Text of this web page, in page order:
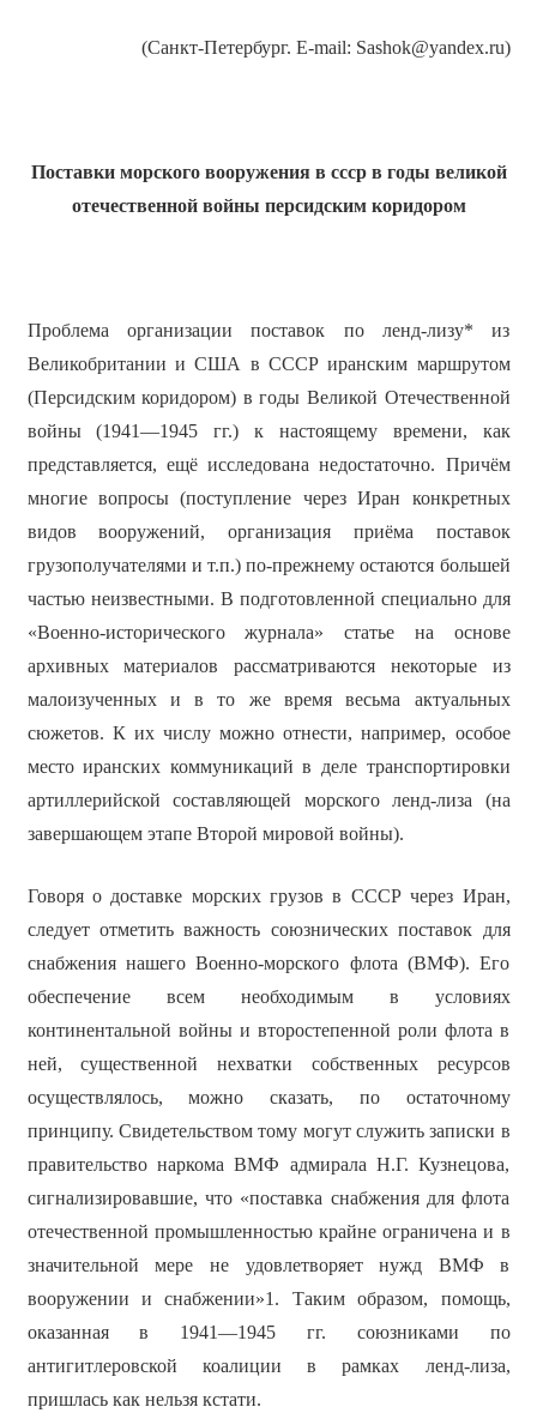
(Санкт-Петербург. E-mail: Sashok@yandex.ru)
Поставки морского вооружения в ссср в годы великой
отечественной войны персидским коридором
Проблема организации поставок по ленд-лизу* из
Великобритании и США в СССР иранским маршрутом
(Персидским коридором) в годы Великой Отечественной
войны (1941—1945 гг.) к настоящему времени, как
представляется, ещё исследована недостаточно. Причём
многие вопросы (поступление через Иран конкретных
видов вооружений, организация приёма поставок
грузополучателями и т.п.) по-прежнему остаются большей
частью неизвестными. В подготовленной специально для
«Военно-исторического журнала» статье на основе
архивных материалов рассматриваются некоторые из
малоизученных и в то же время весьма актуальных
сюжетов. К их числу можно отнести, например, особое
место иранских коммуникаций в деле транспортировки
артиллерийской составляющей морского ленд-лиза (на
завершающем этапе Второй мировой войны).
Говоря о доставке морских грузов в СССР через Иран,
следует отметить важность союзнических поставок для
снабжения нашего Военно-морского флота (ВМФ). Его
обеспечение всем необходимым в условиях
континентальной войны и второстепенной роли флота в
ней, существенной нехватки собственных ресурсов
осуществлялось, можно сказать, по остаточному
принципу. Свидетельством тому могут служить записки в
правительство наркома ВМФ адмирала Н.Г. Кузнецова,
сигнализировавшие, что «поставка снабжения для флота
отечественной промышленностью крайне ограничена и в
значительной мере не удовлетворяет нужд ВМФ в
вооружении и снабжении»1. Таким образом, помощь,
оказанная в 1941—1945 гг. союзниками по
антигитлеровской коалиции в рамках ленд-лиза,
пришлась как нельзя кстати.